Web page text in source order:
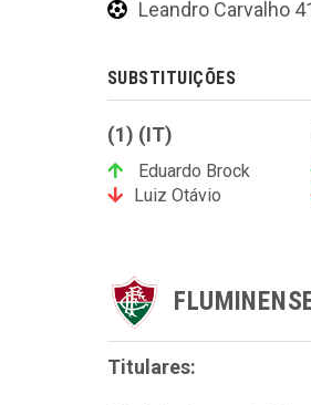
Leandro Carvalho
SUBSTITUIÇÕES
(1) (IT)
Eduardo Brock
Luiz Otávio
Titulares: